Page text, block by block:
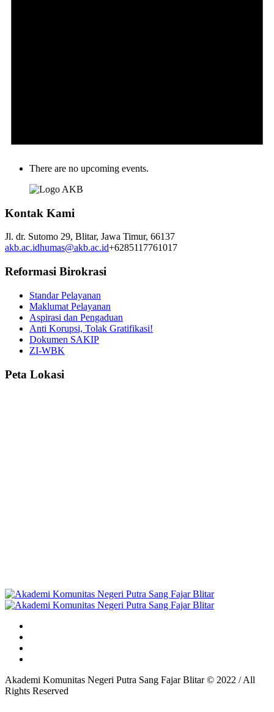
There are no upcoming events.
Kontak Kami
Jl. dr. Sutomo 29, Blitar, Jawa Timur, 66137
akb.ac.idhumas@akb.ac.id+6285117761017
Reformasi Birokrasi
Standar Pelayanan
Maklumat Pelayanan
Aspirasi dan Pengaduan
Anti Korupsi, Tolak Gratifikasi!
Dokumen SAKIP
ZI-WBK
Peta Lokasi
Akademi Komunitas Negeri Putra Sang Fajar Blitar © 2022 / All
Rights Reserved